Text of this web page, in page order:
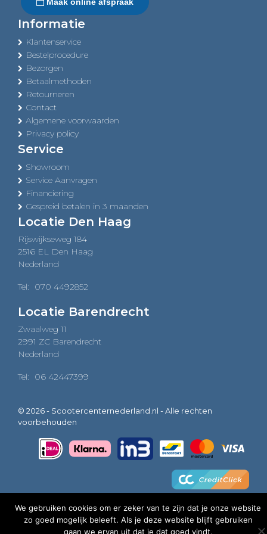
Informatie
Klantenservice
Bestelprocedure
Bezorgen
Betaalmethoden
Retourneren
Contact
Algemene voorwaarden
Privacy policy
Service
Showroom
Service Aanvragen
Financiering
Gespreid betalen in 3 maanden
Locatie Den Haag
Rijswijkseweg 184
2516 EL Den Haag
Nederland
Tel: 070 4492852
Locatie Barendrecht
Zwaalweg 11
2991 ZC Barendrecht
Nederland
Tel: 06 42447399
© 2026 - Scootercenternederland.nl - Alle rechten
voorbehouden
We gebruiken cookies om er zeker van te zijn dat je onze website
zo goed mogelijk beleeft. Als je deze website blijft gebruiken
gaan we ervan uit dat je dat goed vindt.